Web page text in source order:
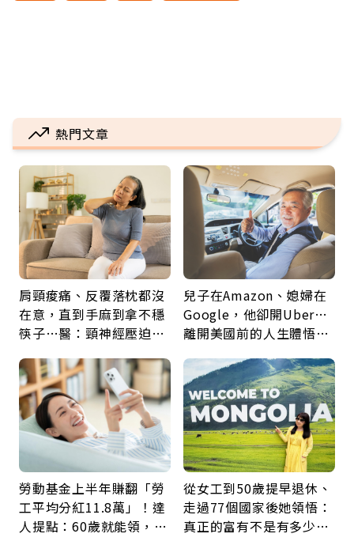
熱門文章
肩頸痠痛、反覆落枕都沒
在意，直到手麻到拿不穩
筷子…醫：頸神經壓迫上
鍵
兒子在Amazon、媳婦在
Google，他卻開Uber…
離開美國前的人生體悟：
勞動基金上半年賺翻「勞
工平均分紅11.8萬」！達
人提點：60歲就能領，重
從女工到50歲提早退休、
走過77個國家後她領悟：
真正的富有不是有多少